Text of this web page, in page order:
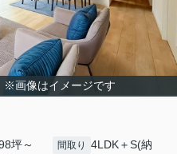
※画像はイメージです
坪～
間取り
4LDK＋S(納